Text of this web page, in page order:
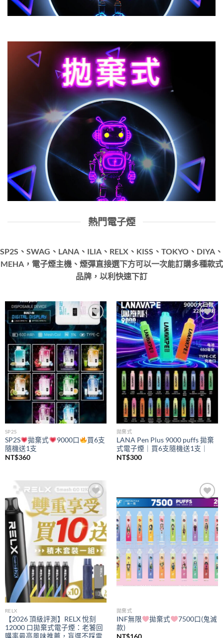
熱門電子煙
SP2S、SWAG、LANA、ILIA、RELX、KISS、TOKYO、DIYA、
MEHA，電子煙主機、煙彈直接選下方可以一次能訂購多種款式
品牌，以利快速下訂
Add to
wishlist
SP2S
SP2S 拋棄式 9000口
買6支
隨機送1支
NT$360
Add to
wishlist
拋棄式
LANA Pen Plus 9000 puffs 拋棄
式電子煙｜買6支隨機送1支｜
NT$300
Add to
wishlist
RELX
【2026 頂級評測】RELX 悅刻
12000 口拋棄式電子煙：老饕回
購率最高風味推薦，盲選不踩雷
wishlist
拋棄式
INF無限 拋棄式
7500口(鬼滅
款)